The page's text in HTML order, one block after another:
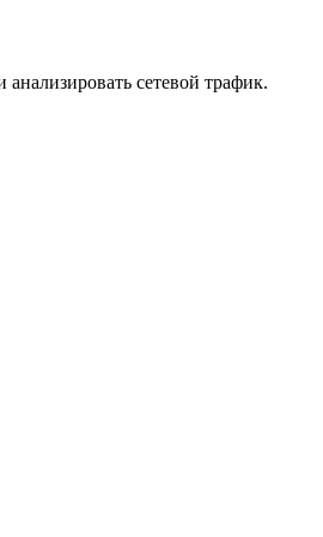
сетевой трафик.